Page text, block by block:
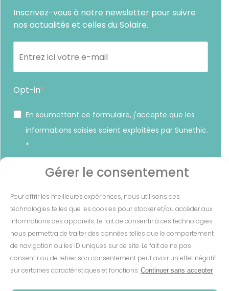
Gérer le consentement
Pour offrir les meilleures expériences, nous utilisons des
technologies telles que les cookies pour stocker et/ou accéder aux
informations des appareils. Le fait de consentir à ces technologies
nous permettra de traiter des données telles que le comportement
de navigation ou les ID uniques sur ce site. Le fait de ne pas
consentir ou de retirer son consentement peut avoir un effet négatif
sur certaines caractéristiques et fonctions. Continuer sans accepter
Inscrivez-vous à notre newsletter pour suivre
nos actualités et celles du Solaire.
Opt-in
En soumettant ce formulaire, j'accepte que les
informations saisies soient exploitées par Sunethic.
*
Vous pouvez vous désinscrire à tout moment en cliquant sur
S'INSCRIRE
Mentions Légales-CGV- Cookies-